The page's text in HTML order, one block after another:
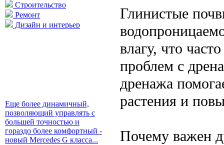
Строительство
Ремонт
Дизайн и интерьер
Еще более динамичный,
позволяющий управлять с
большей точностью и
гораздо более комфортный -
новый Mercedes G класса...
Глинистые
влагу, что
проблем с
дренажа
растения и
Почему важен